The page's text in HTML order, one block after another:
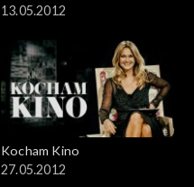
13.05.2012
Kocham Kino
27.05.2012